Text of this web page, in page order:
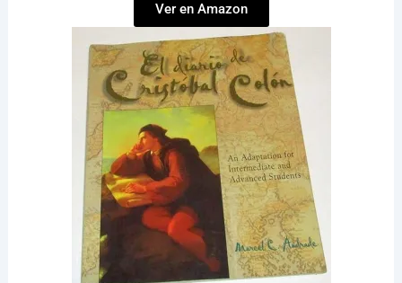
Ver en Amazon